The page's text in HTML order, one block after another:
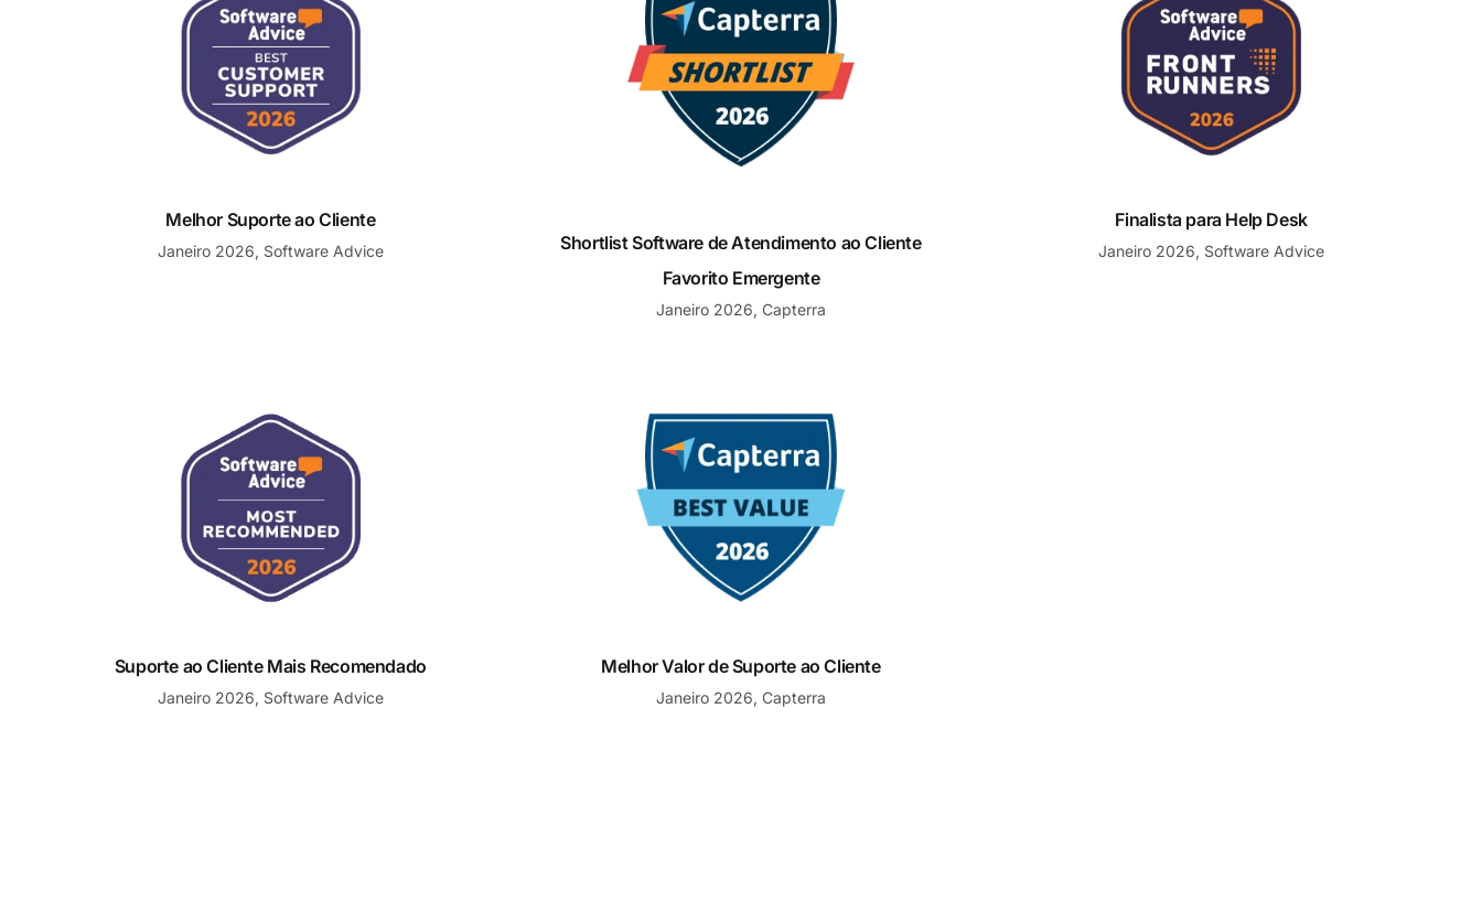
Melhor Suporte ao Cliente
Janeiro 2026, Software Advice
Shortlist Software de Atendimento ao Cliente
Favorito Emergente
Janeiro 2026, Capterra
Finalista para Help Desk
Janeiro 2026, Software Advice
Suporte ao Cliente Mais Recomendado
Janeiro 2026, Software Advice
Melhor Valor de Suporte ao Cliente
Janeiro 2026, Capterra